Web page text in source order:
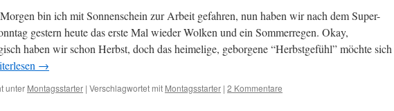
bin ich mit Sonnenschein zur Arbeit gefahren, nun haben wir nach dem Super-
gestern heute das erste Mal wieder Wolken und ein Sommerregen. Okay,
haben wir schon Herbst, doch das heimelige, geborgene “Herbstgefühl” möchte sich
→
unter Montagsstarter | Verschlagwortet mit Montagsstarter | 2 Kommentare